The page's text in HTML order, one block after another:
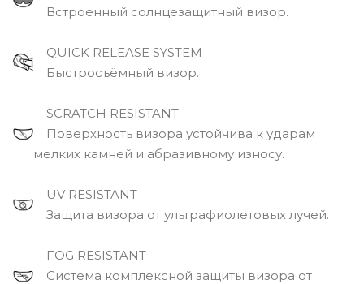
Встроенный солнцезащитный визор.
QUICK RELEASE SYSTEM
Быстросъёмный визор.
SCRATCH RESISTANT
Поверхность визора устойчива к ударам
мелких камней и абразивному износу.
UV RESISTANT
Защита визора от ультрафиолетовых лучей.
FOG RESISTANT
Система комплексной защиты визора от